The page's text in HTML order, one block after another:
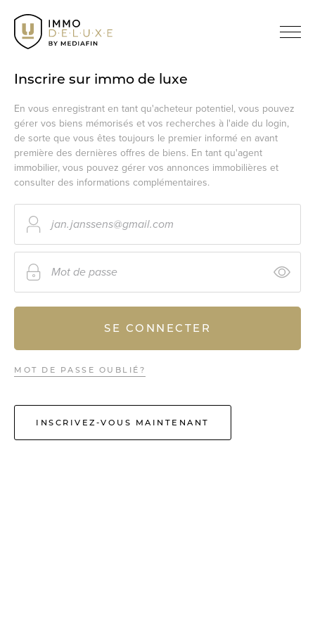
Inscrire sur immo de luxe
En vous enregistrant en tant qu'acheteur potentiel, vous pouvez
gérer vos biens mémorisés et vos recherches à l'aide du login,
de sorte que vous êtes toujours le premier informé en avant
première des dernières offres de biens. En tant qu'agent
immobilier, vous pouvez gérer vos annonces immobilières et
consulter des informations complémentaires.
SE CONNECTER
MOT DE PASSE OUBLIÉ?
INSCRIVEZ-VOUS MAINTENANT